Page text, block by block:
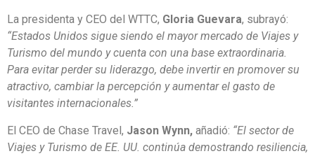
La presidenta y CEO del WTTC, Gloria Guevara, subrayó:
“Estados Unidos sigue siendo el mayor mercado de Viajes y
Turismo del mundo y cuenta con una base extraordinaria.
Para evitar perder su liderazgo, debe invertir en promover su
atractivo, cambiar la percepción y aumentar el gasto de
visitantes internacionales.”
El CEO de Chase Travel, Jason Wynn, añadió: “El sector de
Viajes y Turismo de EE. UU. continúa demostrando resiliencia,